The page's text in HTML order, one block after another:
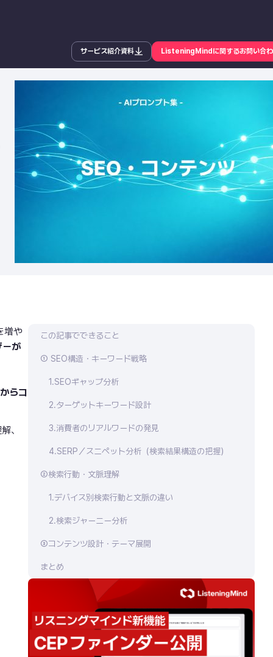
サービス紹介資料 ListeningMindに関するお問い合
増や
ーが
らコ
、
この記事でできること
① SEO構造・キーワード戦略
1.SEOギャップ分析
2.ターゲットキーワード設計
3.消費者のリアルワードの発見
4.SERP／スニペット分析（検索結果構造の把握）
②検索行動・文脈理解
1.デバイス別検索行動と文脈の違い
2.検索ジャーニー分析
③コンテンツ設計・テーマ展開
まとめ